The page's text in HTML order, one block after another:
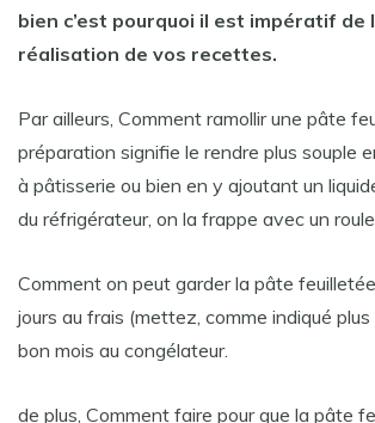
bien c’est pourquoi il est impératif de
réalisation de vos recettes.
Par ailleurs, Comment ramollir une pâte
préparation signifie le rendre plus souple
à pâtisserie ou bien en y ajoutant un
du réfrigérateur, on la frappe avec un
Comment on peut garder la pâte
jours au frais (mettez, comme indiqué
bon mois au congélateur.
de plus, Comment faire pour que la pâte